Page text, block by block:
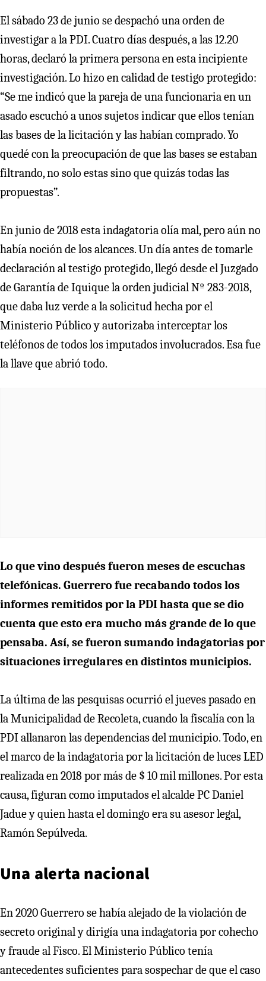
El sábado 23 de junio se despachó una orden de
investigar a la PDI. Cuatro días después, a las 12.20
horas, declaró la primera persona en esta incipiente
investigación. Lo hizo en calidad de testigo protegido:
“Se me indicó que la pareja de una funcionaria en un
asado escuchó a unos sujetos indicar que ellos tenían
las bases de la licitación y las habían comprado. Yo
quedé con la preocupación de que las bases se estaban
filtrando, no solo estas sino que quizás todas las
propuestas”.
En junio de 2018 esta indagatoria olía mal, pero aún no
había noción de los alcances. Un día antes de tomarle
declaración al testigo protegido, llegó desde el Juzgado
de Garantía de Iquique la orden judicial Nº 283-2018,
que daba luz verde a la solicitud hecha por el
Ministerio Público y autorizaba interceptar los
teléfonos de todos los imputados involucrados. Esa fue
la llave que abrió todo.
Lo que vino después fueron meses de escuchas
telefónicas. Guerrero fue recabando todos los
informes remitidos por la PDI hasta que se dio
cuenta que esto era mucho más grande de lo que
pensaba. Así, se fueron sumando indagatorias por
situaciones irregulares en distintos municipios.
La última de las pesquisas ocurrió el jueves pasado en
la Municipalidad de Recoleta, cuando la fiscalía con la
PDI allanaron las dependencias del municipio. Todo, en
el marco de la indagatoria por la licitación de luces LED
realizada en 2018 por más de $ 10 mil millones. Por esta
causa, figuran como imputados el alcalde PC Daniel
Jadue y quien hasta el domingo era su asesor legal,
Ramón Sepúlveda.
Una alerta nacional
En 2020 Guerrero se había alejado de la violación de
secreto original y dirigía una indagatoria por cohecho
y fraude al Fisco. El Ministerio Público tenía
antecedentes suficientes para sospechar de que el caso